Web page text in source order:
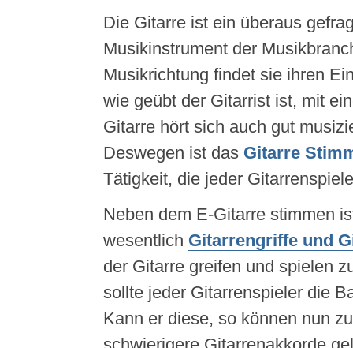
Die Gitarre ist ein überaus
Musikinstrument der
Musikrichtung findet sie ihren
wie geübt der Gitarrist ist, mit
Gitarre hört sich auch gut
Deswegen ist das Gitarre
Tätigkeit, die jeder
Neben dem E-Gitarre stimmen
wesentlich Gitarrengriffe und
der Gitarre greifen und spielen
sollte jeder Gitarrenspieler die
Kann er diese, so können nun